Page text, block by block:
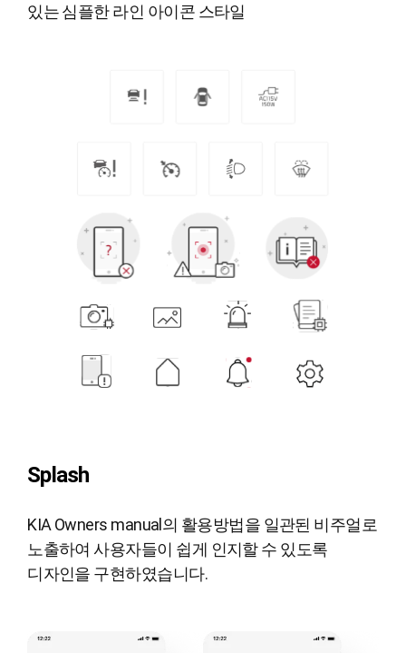
있는 심플한 라인 아이콘 스타일
Splash
KIA Owners manual의 활용방법을 일관된 비주얼로
노출하여 사용자들이 쉽게 인지할 수 있도록
디자인을 구현하였습니다.